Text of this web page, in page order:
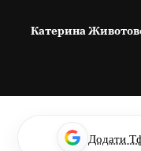
Катерина
Додати